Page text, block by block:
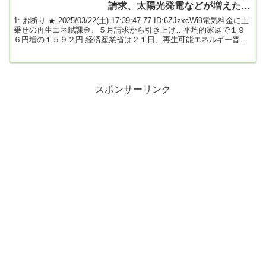
請求、太陽光発電などが増えた為
★3 [お断り★]
1: お断り ★ 2025/03/22(土) 17:39:47.77 ID:6ZJzxcWi9電気料金に上
乗せの再生エネ賦課金、５月請求から引き上げ…平均的家庭で１９
６円増の１５９２円 経済産業省は２１日、再生可能エネルギー普及
た。屋根に設置する太陽光パネルの...
スポンサーリンク